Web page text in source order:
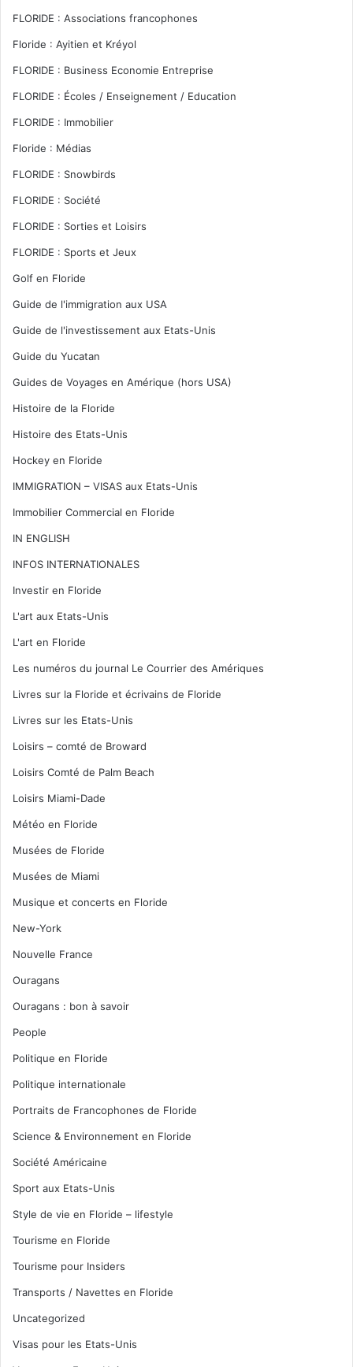
FLORIDE : Associations francophones
Floride : Ayitien et Kréyol
FLORIDE : Business Economie Entreprise
FLORIDE : Écoles / Enseignement / Education
FLORIDE : Immobilier
Floride : Médias
FLORIDE : Snowbirds
FLORIDE : Société
FLORIDE : Sorties et Loisirs
FLORIDE : Sports et Jeux
Golf en Floride
Guide de l'immigration aux USA
Guide de l'investissement aux Etats-Unis
Guide du Yucatan
Guides de Voyages en Amérique (hors USA)
Histoire de la Floride
Histoire des Etats-Unis
Hockey en Floride
IMMIGRATION – VISAS aux Etats-Unis
Immobilier Commercial en Floride
IN ENGLISH
INFOS INTERNATIONALES
Investir en Floride
L'art aux Etats-Unis
L'art en Floride
Les numéros du journal Le Courrier des Amériques
Livres sur la Floride et écrivains de Floride
Livres sur les Etats-Unis
Loisirs – comté de Broward
Loisirs Comté de Palm Beach
Loisirs Miami-Dade
Météo en Floride
Musées de Floride
Musées de Miami
Musique et concerts en Floride
New-York
Nouvelle France
Ouragans
Ouragans : bon à savoir
People
Politique en Floride
Politique internationale
Portraits de Francophones de Floride
Science & Environnement en Floride
Société Américaine
Sport aux Etats-Unis
Style de vie en Floride – lifestyle
Tourisme en Floride
Tourisme pour Insiders
Transports / Navettes en Floride
Uncategorized
Visas pour les Etats-Unis